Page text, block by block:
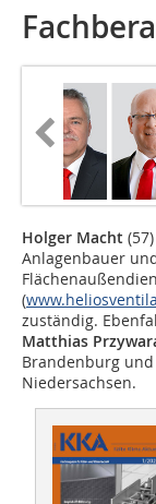
Holger Macht
Anlagenbauer
(
zuständig.
Matthias
Brandenburg und
Niedersachsen.